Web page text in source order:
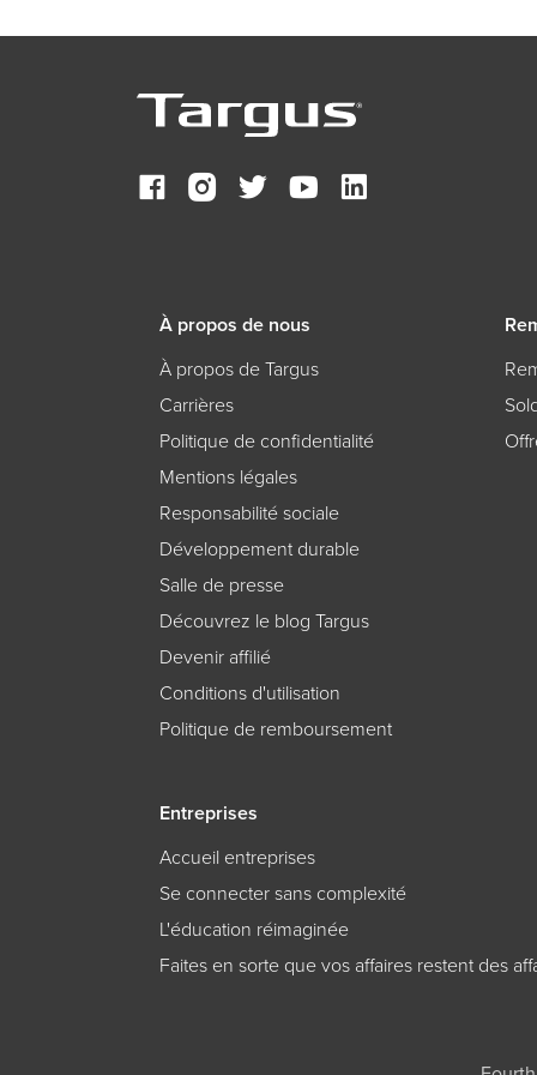
À propos de nous
À propos de Targus
Carrières
Politique de confidentialité
Mentions légales
Responsabilité sociale
Développement durable
Salle de presse
Découvrez le blog Targus
Devenir affilié
Conditions d'utilisation
Politique de remboursement
Entreprises
Accueil entreprises
Se connecter sans complexité
L'éducation réimaginée
Faites en sorte que vos affaires restent des